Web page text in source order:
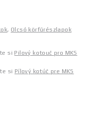
, Olcsó körfűrészlapok
si Pilový kotouč pro MKS
si Pílový kotúč pre MKS